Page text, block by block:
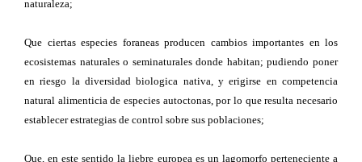
naturaleza;
Que ciertas especies foraneas producen cambios importantes en los
ecosistemas naturales o seminaturales donde habitan; pudiendo poner
en riesgo la diversidad biologica nativa, y erigirse en competencia
natural alimenticia de especies autoctonas, por lo que resulta necesario
establecer estrategias de control sobre sus poblaciones;
Que, en este sentido la liebre europea es un lagomorfo perteneciente a